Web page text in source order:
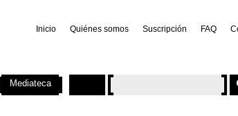
Inicio Quiénes somos Suscripción FAQ
Mediateca